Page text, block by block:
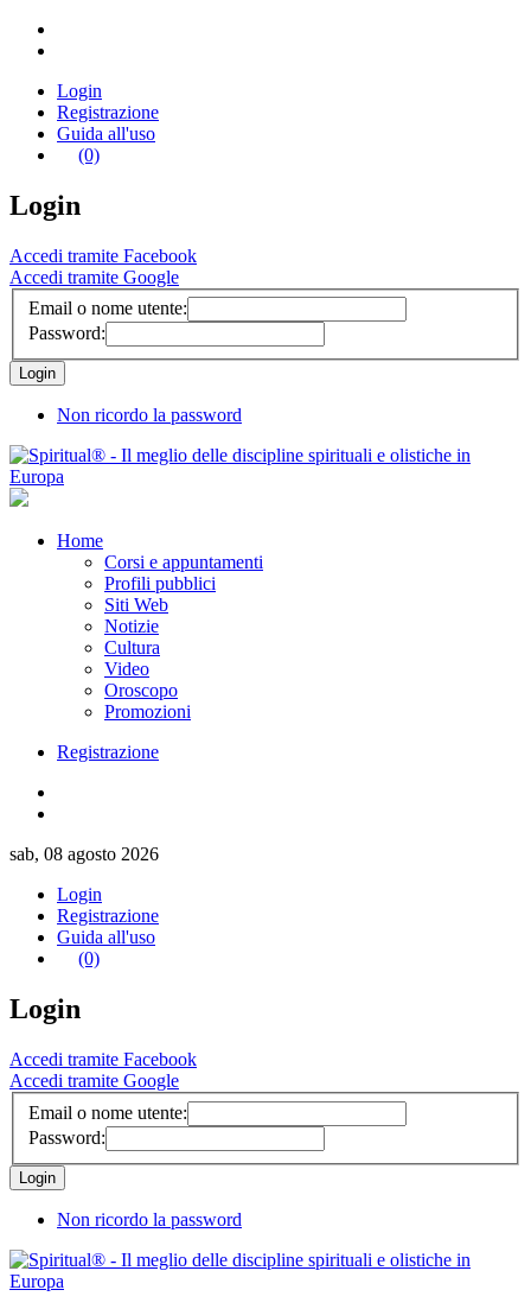
Login
Registrazione
Guida all'uso
(0)
Login
Accedi tramite Facebook
Accedi tramite Google
Email o nome utente:
Password:
Non ricordo la password
Home
Corsi e appuntamenti
Profili pubblici
Siti Web
Notizie
Cultura
Video
Oroscopo
Promozioni
Registrazione
sab, 08 agosto 2026
Login
Registrazione
Guida all'uso
(0)
Login
Accedi tramite Facebook
Accedi tramite Google
Email o nome utente:
Password:
Non ricordo la password